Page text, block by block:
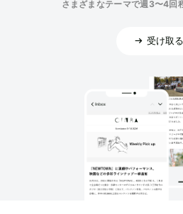
さまざまなテーマで週3〜4回
受け取る